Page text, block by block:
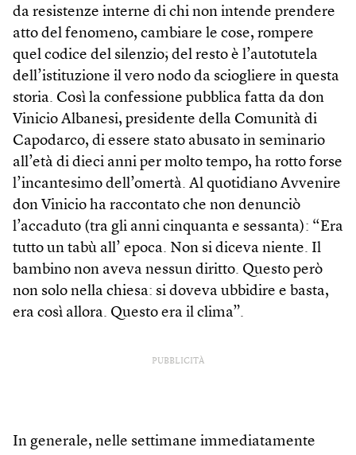
da resistenze interne di chi non intende prendere
atto del fenomeno, cambiare le cose, rompere
quel codice del silenzio; del resto è l’autotutela
dell’istituzione il vero nodo da sciogliere in questa
storia. Così la confessione pubblica fatta da don
Vinicio Albanesi, presidente della Comunità di
Capodarco, di essere stato abusato in seminario
all’età di dieci anni per molto tempo, ha rotto forse
l’incantesimo dell’omertà. Al quotidiano Avvenire
don Vinicio ha raccontato che non denunciò
l’accaduto (tra gli anni cinquanta e sessanta): “Era
tutto un tabù all’ epoca. Non si diceva niente. Il
bambino non aveva nessun diritto. Questo però
non solo nella chiesa: si doveva ubbidire e basta,
era così allora. Questo era il clima”.
PUBBLICITÀ
In generale, nelle settimane immediatamente